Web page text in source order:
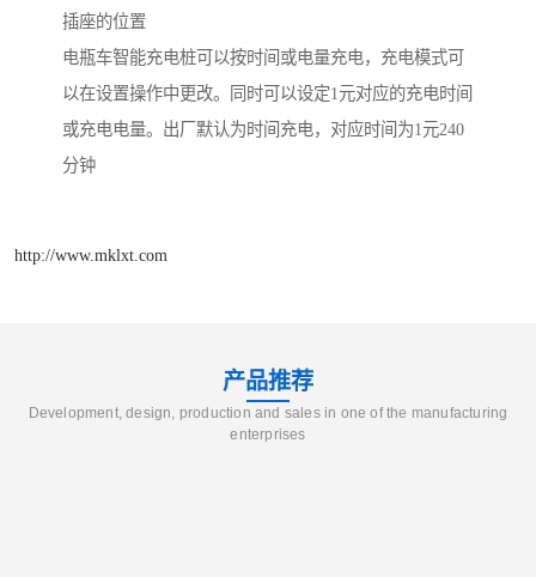
插座的位置
电瓶车智能充电桩可以按时间或电量充电，充电模式可
以在设置操作中更改。同时可以设定1元对应的充电时间
或充电电量。出厂默认为时间充电，对应时间为1元240
分钟
http://www.mklxt.com
产品推荐
Development, design, production and sales in one of the manufacturing
enterprises